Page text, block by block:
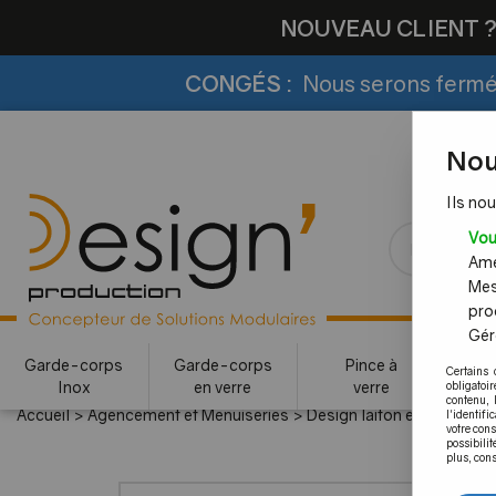
NOUVEAU CLIENT ?
CONGÉS : Nous serons
Garde-corps
Inox
Garde-corps
en verre
Pince à
verre
Accueil>Agencement et Menuiseries>Design laiton et inox >
Ils
Certains
contenu,
votre
plus,